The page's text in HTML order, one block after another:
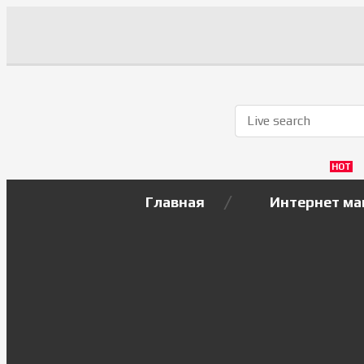
Главная
HOT
Интернет